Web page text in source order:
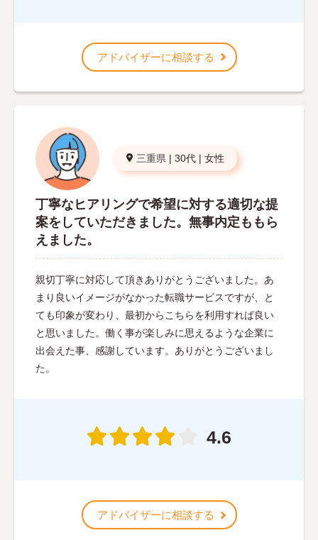
アドバイザーに相談する
三重県 | 30代 | 女性
丁寧なヒアリングで希望に対する適切な提
案をしていただきました。無事内定ももら
えました。
親切丁寧に対応して頂きありがとうございました。あ
まり良いイメージがなかった転職サービスですが、と
ても印象が変わり、最初からこちらを利用すれば良い
と思いました。働く事が楽しみに思えるような企業に
出会えた事、感謝しています。ありがとうございまし
た。
4.6
アドバイザーに相談する